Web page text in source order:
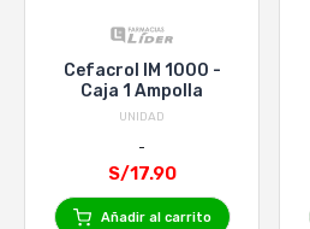
Cefacrol IM 1000 -
Caja 1 Ampolla
UNIDAD
S/17.90
Añadir al carrito